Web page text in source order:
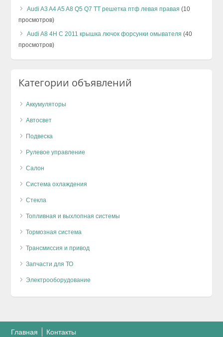
Audi A3 A4 A5 A8 Q5 Q7 TT решетка птф левая правая (10
просмотров)
Audi A8 4H C 2011 крышка лючок форсунки омывателя (40
просмотров)
Категории объявлений
Аккумуляторы
Автосвет
Подвеска
Рулевое управление
Салон
Система охлаждения
Стекла
Топливная и выхлопная системы
Тормозная система
Трансмиссия и привод
Запчасти для ТО
Электрооборудование
Главная Контакты